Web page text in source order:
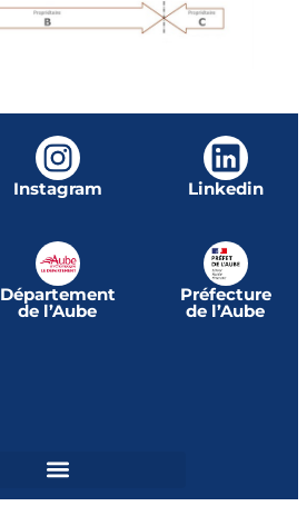
Instagram Linkedin
Département
de l’Aube
Préfecture
de l’Aube